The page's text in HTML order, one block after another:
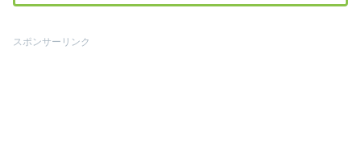
スポンサーリンク